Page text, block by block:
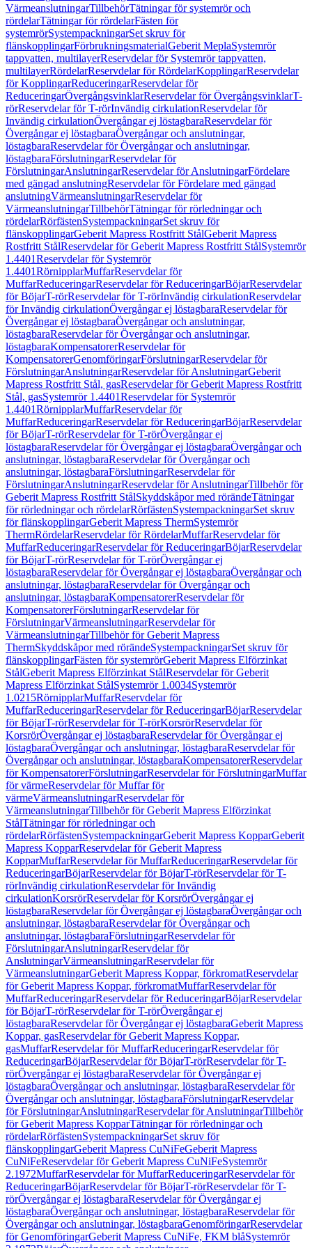
VärmeanslutningarTillbehörTätningar för systemrör och
rördelarTätningar för rördelarFästen för
systemrörSystempackningarSet skruv för
flänskopplingarFörbrukningsmaterialGeberit MeplaSystemrör
tappvatten, multilayerReservdelar för Systemrör tappvatten,
multilayerRördelarReservdelar för RördelarKopplingarReservdelar
för KopplingarReduceringarReservdelar för
ReduceringarÖvergångsvinklarReservdelar för ÖvergångsvinklarT-
rörReservdelar för T-rörInvändig cirkulationReservdelar för
Invändig cirkulationÖvergångar ej löstagbaraReservdelar för
Övergångar ej löstagbaraÖvergångar och anslutningar,
löstagbaraReservdelar för Övergångar och anslutningar,
löstagbaraFörslutningarReservdelar för
FörslutningarAnslutningarReservdelar för AnslutningarFördelare
med gängad anslutningReservdelar för Fördelare med gängad
anslutningVärmeanslutningarReservdelar för
VärmeanslutningarTillbehörTätningar för rörledningar och
rördelarRörfästenSystempackningarSet skruv för
flänskopplingarGeberit Mapress Rostfritt StålGeberit Mapress
Rostfritt StålReservdelar för Geberit Mapress Rostfritt StålSystemrör
1.4401Reservdelar för Systemrör
1.4401RörnipplarMuffarReservdelar för
MuffarReduceringarReservdelar för ReduceringarBöjarReservdelar
för BöjarT-rörReservdelar för T-rörInvändig cirkulationReservdelar
för Invändig cirkulationÖvergångar ej löstagbaraReservdelar för
Övergångar ej löstagbaraÖvergångar och anslutningar,
löstagbaraReservdelar för Övergångar och anslutningar,
löstagbaraKompensatorerReservdelar för
KompensatorerGenomföringarFörslutningarReservdelar för
FörslutningarAnslutningarReservdelar för AnslutningarGeberit
Mapress Rostfritt Stål, gasReservdelar för Geberit Mapress Rostfritt
Stål, gasSystemrör 1.4401Reservdelar för Systemrör
1.4401RörnipplarMuffarReservdelar för
MuffarReduceringarReservdelar för ReduceringarBöjarReservdelar
för BöjarT-rörReservdelar för T-rörÖvergångar ej
löstagbaraReservdelar för Övergångar ej löstagbaraÖvergångar och
anslutningar, löstagbaraReservdelar för Övergångar och
anslutningar, löstagbaraFörslutningarReservdelar för
FörslutningarAnslutningarReservdelar för AnslutningarTillbehör för
Geberit Mapress Rostfritt StålSkyddskåpor med rörändeTätningar
för rörledningar och rördelarRörfästenSystempackningarSet skruv
för flänskopplingarGeberit Mapress ThermSystemrör
ThermRördelarReservdelar för RördelarMuffarReservdelar för
MuffarReduceringarReservdelar för ReduceringarBöjarReservdelar
för BöjarT-rörReservdelar för T-rörÖvergångar ej
löstagbaraReservdelar för Övergångar ej löstagbaraÖvergångar och
anslutningar, löstagbaraReservdelar för Övergångar och
anslutningar, löstagbaraKompensatorerReservdelar för
KompensatorerFörslutningarReservdelar för
FörslutningarVärmeanslutningarReservdelar för
VärmeanslutningarTillbehör för Geberit Mapress
ThermSkyddskåpor med rörändeSystempackningarSet skruv för
flänskopplingarFästen för systemrörGeberit Mapress Elförzinkat
StålGeberit Mapress Elförzinkat StålReservdelar för Geberit
Mapress Elförzinkat StålSystemrör 1.0034Systemrör
1.0215RörnipplarMuffarReservdelar för
MuffarReduceringarReservdelar för ReduceringarBöjarReservdelar
för BöjarT-rörReservdelar för T-rörKorsrörReservdelar för
KorsrörÖvergångar ej löstagbaraReservdelar för Övergångar ej
löstagbaraÖvergångar och anslutningar, löstagbaraReservdelar för
Övergångar och anslutningar, löstagbaraKompensatorerReservdelar
för KompensatorerFörslutningarReservdelar för FörslutningarMuffar
för värmeReservdelar för Muffar för
värmeVärmeanslutningarReservdelar för
VärmeanslutningarTillbehör för Geberit Mapress Elförzinkat
StålTätningar för rörledningar och
rördelarRörfästenSystempackningarGeberit Mapress KopparGeberit
Mapress KopparReservdelar för Geberit Mapress
KopparMuffarReservdelar för MuffarReduceringarReservdelar för
ReduceringarBöjarReservdelar för BöjarT-rörReservdelar för T-
rörInvändig cirkulationReservdelar för Invändig
cirkulationKorsrörReservdelar för KorsrörÖvergångar ej
löstagbaraReservdelar för Övergångar ej löstagbaraÖvergångar och
anslutningar, löstagbaraReservdelar för Övergångar och
anslutningar, löstagbaraFörslutningarReservdelar för
FörslutningarAnslutningarReservdelar för
AnslutningarVärmeanslutningarReservdelar för
VärmeanslutningarGeberit Mapress Koppar, förkromatReservdelar
för Geberit Mapress Koppar, förkromatMuffarReservdelar för
MuffarReduceringarReservdelar för ReduceringarBöjarReservdelar
för BöjarT-rörReservdelar för T-rörÖvergångar ej
löstagbaraReservdelar för Övergångar ej löstagbaraGeberit Mapress
Koppar, gasReservdelar för Geberit Mapress Koppar,
gasMuffarReservdelar för MuffarReduceringarReservdelar för
ReduceringarBöjarReservdelar för BöjarT-rörReservdelar för T-
rörÖvergångar ej löstagbaraReservdelar för Övergångar ej
löstagbaraÖvergångar och anslutningar, löstagbaraReservdelar för
Övergångar och anslutningar, löstagbaraFörslutningarReservdelar
för FörslutningarAnslutningarReservdelar för AnslutningarTillbehör
för Geberit Mapress KopparTätningar för rörledningar och
rördelarRörfästenSystempackningarSet skruv för
flänskopplingarGeberit Mapress CuNiFeGeberit Mapress
CuNiFeReservdelar för Geberit Mapress CuNiFeSystemrör
2.1972MuffarReservdelar för MuffarReduceringarReservdelar för
ReduceringarBöjarReservdelar för BöjarT-rörReservdelar för T-
rörÖvergångar ej löstagbaraReservdelar för Övergångar ej
löstagbaraÖvergångar och anslutningar, löstagbaraReservdelar för
Övergångar och anslutningar, löstagbaraGenomföringarReservdelar
för GenomföringarGeberit Mapress CuNiFe, FKM blåSystemrör